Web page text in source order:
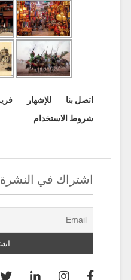
اتصل بنا للإشهار
شروط الاستخدام
اشتراك في النشرة